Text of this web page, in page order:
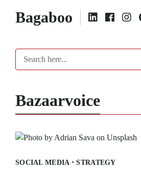
Bagaboo
Bazaarvoice
SOCIAL MEDIA ·STRATEGY